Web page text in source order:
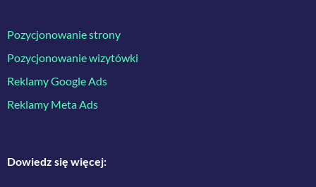
Pozycjonowanie strony
Pozycjonowanie wizytówki
Reklamy Google Ads
Reklamy Meta Ads
Dowiedz się więcej: